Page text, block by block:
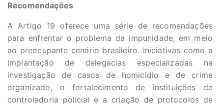
Recomendações
A Artigo 19 oferece uma série de recomendações
para enfrentar o problema da impunidade, em meio
ao preocupante cenário brasileiro. Iniciativas como a
implantação de delegacias especializadas na
investigação de casos de homicídio e de crime
organizado, o fortalecimento de instituições de
controladoria policial e a criação de protocolos de